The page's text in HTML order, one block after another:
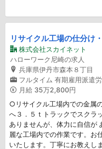
リサイクル工場の仕分け
株式会社スカイネット
ハローワーク尼崎の求人
兵庫県伊丹市森本８丁目
フルタイム 有期雇用派遣
月給 35万2,800円
○リサイクル工場内での金属
へ３．５ｔトラックでスクラ
ありませんが、体力に自信が
麗な工場内での作業です。お
いたします。丁寧にお教えし